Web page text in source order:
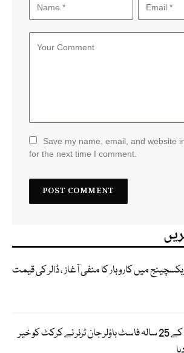
Save my name, email, and website
for the next time I comment.
میں کاروبار کا منفی آغاز ، ڈالر کی قیمت
انگلینڈ کے 25 سالہ فاسٹ باؤلر جان ٹرنر نے کرکٹ کو خیر